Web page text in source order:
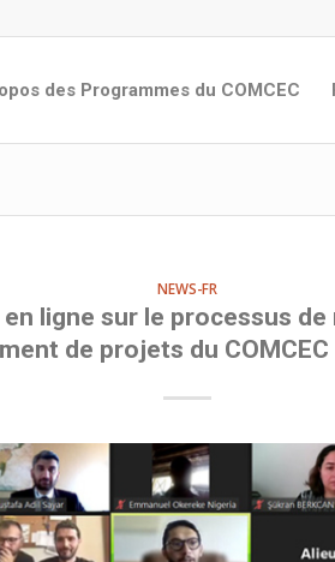
des Programmes du COMCEC
NEWS-FR
ligne sur le processus
de projets du